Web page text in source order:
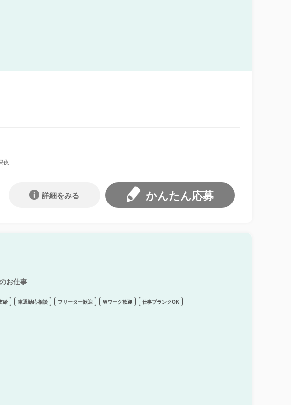
夜
かんたん応募
詳細をみる
お仕事
給 車通勤応相談 フリーター歓迎 Wワーク歓迎 仕事ブランクOK